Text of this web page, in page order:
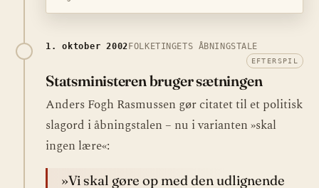
1. oktober 2002 FOLKETINGETS ÅBNINGSTALE
EFTERSPIL
Statsministeren bruger sætningen
Anders Fogh Rasmussen gør citatet til et politisk
slagord i åbningstalen – nu i varianten »skal
ingen lære«:
»Vi skal gøre op med den udlignende